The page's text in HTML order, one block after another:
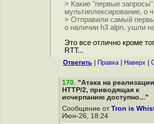
> Какие "первые
мультиплексирование, о
> Отправили самый
о наличии h3 alpn, ушли
Это все отлично кроме
RTT...
Ответить Правка| Наверх
170. "Атака на реализации
HTTP/2, приводящая к
исчерпанию доступно..."
Сообщение от Tron is
Июн-26, 18:24